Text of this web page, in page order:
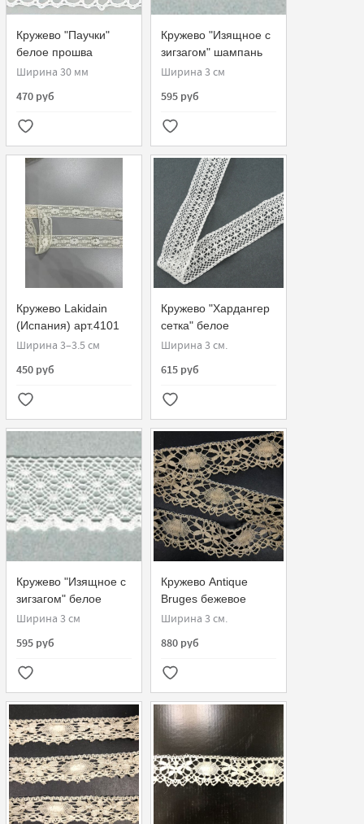
Кружево "Паучки"
белое прошва
Ширина 30 мм
470 руб
Кружево "Изящное с
зигзагом" шампань
Ширина 3 см
595 руб
Кружево Lakidain
(Испания) арт.4101
Ширина 3–3.5 см
450 руб
Кружево "Хардангер
сетка" белое
Ширина 3 см.
615 руб
Кружево "Изящное с
зигзагом" белое
Ширина 3 см
595 руб
Кружево Antique
Bruges бежевое
Ширина 3 см.
880 руб